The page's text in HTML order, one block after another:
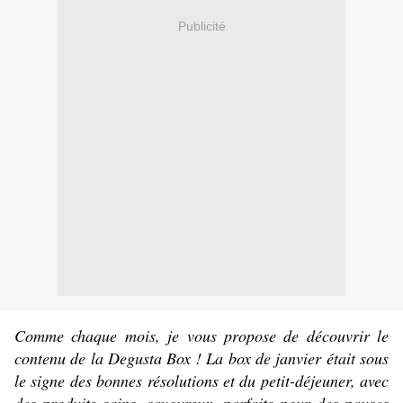
Publicité
Comme chaque mois, je vous propose de découvrir le
contenu de la Degusta Box ! La box de janvier était sous
le signe des bonnes résolutions et du petit-déjeuner, avec